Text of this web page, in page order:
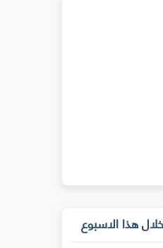
هذا الاسبوع